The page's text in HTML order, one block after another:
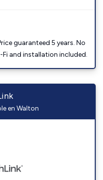
guaranteed 5 years. No
and installation included.
en Walton